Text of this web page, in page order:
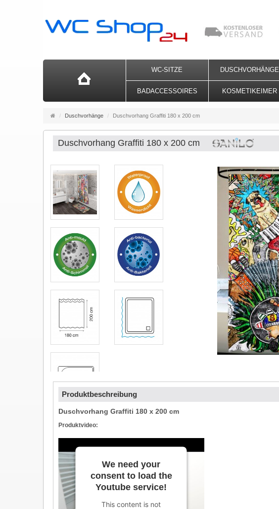
WC-SITZE DUSCHVORHÄNGE
BADACCESSOIRES KOSMETIKEIMER
Startseite
Duschvorhänge Duschvorhang Graffiti 180 x 200 cm
Duschvorhang Graffiti 180 x 200 cm
Produktbeschreibung
Duschvorhang Graffiti 180 x 200 cm
Produktvideo:
We need your
consent to load the
Youtube service!
This content is not